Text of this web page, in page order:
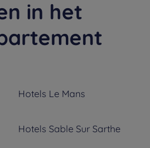
in het
Hotels Le Mans
Hotels Sable Sur Sarthe